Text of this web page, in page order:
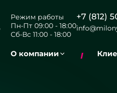
Режим работы
Пн-Пт 09:00 - 18:00
Сб-Вс 11:00 - 18:00
+7 (812)
О компании